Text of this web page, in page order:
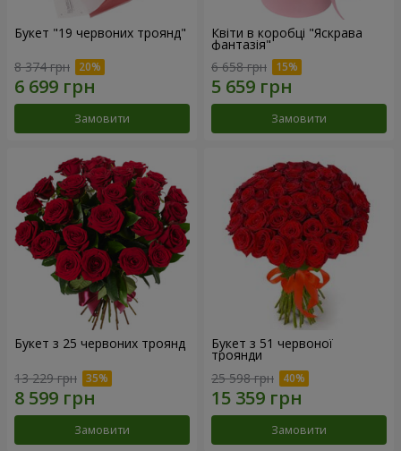
Букет "19 червоних троянд"
8 374 грн
Замовити
Квіти в коробці "Яскрава
фантазія"
6 658 грн
Замовити
Букет з 25 червоних троянд
13 229 грн
Замовити
Букет з 51 червоної
троянди
25 598 грн
Замовити